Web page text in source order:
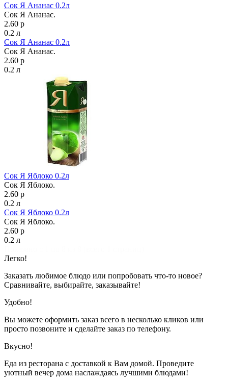
Сок Я Ананас 0.2л
Сок Я Ананас.
2.60 р
0.2 л
Сок Я Ананас 0.2л
Сок Я Ананас.
2.60 р
0.2 л
Сок Я Яблоко 0.2л
Сок Я Яблоко.
2.60 р
0.2 л
Сок Я Яблоко 0.2л
Сок Я Яблоко.
2.60 р
0.2 л
Легко!
Заказать любимое блюдо или попробовать что-то новое?
Сравнивайте, выбирайте, заказывайте!
Удобно!
Вы можете оформить заказ всего в несколько кликов или
просто позвоните и сделайте заказ по телефону.
Вкусно!
Еда из ресторана с доставкой к Вам домой. Проведите
уютный вечер дома наслаждаясь лучшими блюдами!